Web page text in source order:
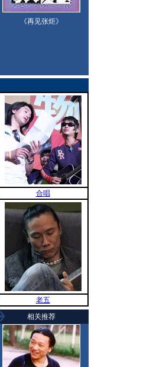
《再见张炬》
合唱
老五
相关推荐